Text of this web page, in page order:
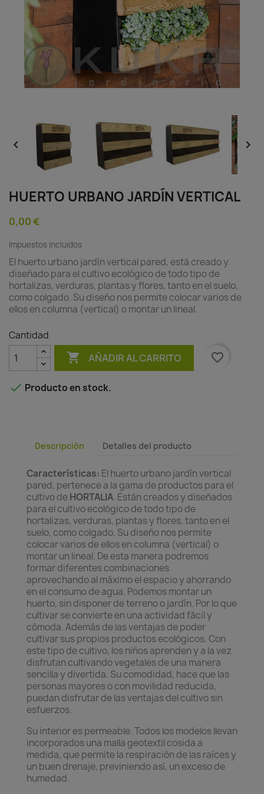
 
HUERTO URBANO JARDÍN VERTICAL
0,00 €
Impuestos incluidos
El huerto urbano jardín vertical pared, está creado y
diseñado para el cultivo ecológico de todo tipo de
hortalizas, verduras, plantas y flores, tanto en el suelo,
como colgado. Su diseño nos permite colocar varios de
ellos en columna (vertical) o montar un lineal.
Cantidad
 AÑADIR AL CARRITO favorite_border
 Producto en stock.
Descripción Detalles del producto
Características: El huerto urbano jardín vertical
pared, pertenece a la gama de productos para el
cultivo deHORTALIA. Están creados y diseñados
para el cultivo ecológico de todo tipo de
hortalizas, verduras, plantas y flores, tanto en el
suelo, como colgado. Su diseño nos permite
colocar varios de ellos en columna (vertical) o
montar un lineal. De esta manera podremos
formar diferentes combinaciones
aprovechando al máximo el espacio y ahorrando
en el consumo de agua. Podemos montar un
huerto, sin disponer de terreno o jardín. Por lo que
cultivar se convierte en una actividad fácil y
cómoda. Además de las ventajas de poder
cultivar sus propios productos ecológicos. Con
este tipo de cultivo, los niños aprenden y a la vez
disfrutan cultivando vegetales de una manera
sencilla y divertida. Su comodidad, hace que las
personas mayores o con movilidad reducida,
puedan disfrutar de las ventajas del cultivo sin
esfuerzos.
Su interior es permeable. Todos los modelos llevan
incorporados una malla geotextil cosida a
medida, que permite la respiración de las raíces y
un buen drenaje, previniendo así, un exceso de
humedad.